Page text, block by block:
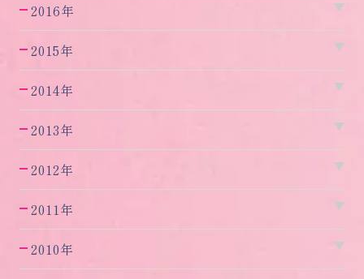
2016年
2015年
2014年
2013年
2012年
2011年
2010年